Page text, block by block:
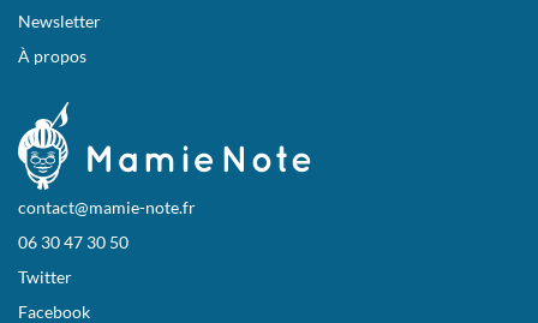
Newsletter
À propos
contact@mamie-note.fr
06 30 47 30 50
Twitter
Facebook